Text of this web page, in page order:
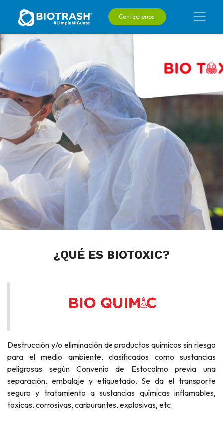
Contáctenos
¿QUÉ ES BIOTOXIC?
Destrucción y/o eliminación de productos químicos sin riesgo
para el medio ambiente, clasificados como sustancias
peligrosas según Convenio de Estocolmo previa una
separación, embalaje y etiquetado. Se da el transporte
seguro y tratamiento a sustancias químicas inflamables,
toxicas, corrosivas, carburantes, explosivas, etc.